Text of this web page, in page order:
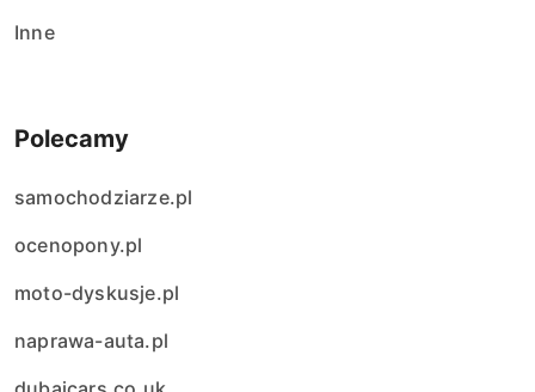
Inne
Polecamy
samochodziarze.pl
ocenopony.pl
moto-dyskusje.pl
naprawa-auta.pl